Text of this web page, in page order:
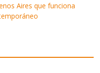
Aires que funciona